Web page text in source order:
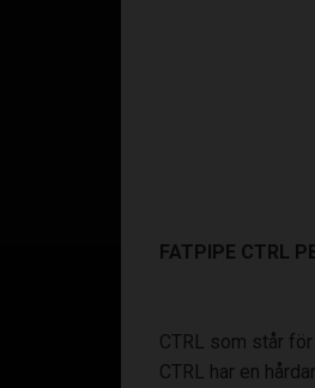
FATPIPE CTRL
CTRL som står
CTRL har en